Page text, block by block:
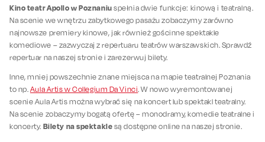
Kino teatr Apollo w Poznaniu spełnia dwie funkcje: kinową i teatralną.
Na scenie we wnętrzu zabytkowego pasażu zobaczymy zarówno
najnowsze premiery kinowe, jak również gościnne spektakle
komediowe – zazwyczaj z repertuaru teatrów warszawskich. Sprawdź
repertuar na naszej stronie i zarezerwuj bilety.
Inne, mniej powszechnie znane miejsca na mapie teatralnej Poznania
to np. Aula Artis w Collegium Da Vinci. W nowo wyremontowanej
scenie Aula Artis można wybrać się na koncert lub spektakl teatralny.
Na scenie zobaczymy bogatą ofertę – monodramy, komedie teatralne i
koncerty. Bilety na spektakle są dostępne online na naszej stronie.